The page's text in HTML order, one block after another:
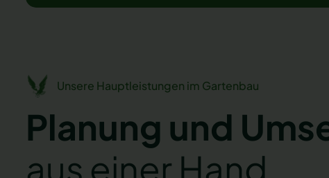
Unsere Hauptleistungen im Gartenbau
Planung und
aus einer Hand